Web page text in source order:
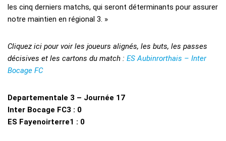
les cinq derniers matchs, qui seront déterminants pour assurer
notre maintien en régional 3. »
Cliquez ici pour voir les joueurs alignés, les buts, les passes
décisives et les cartons du match : ES Aubinrorthais – Inter
Bocage FC
Departementale 3 – Journée 17
Inter Bocage FC3 : 0
ES Fayenoirterre1 : 0